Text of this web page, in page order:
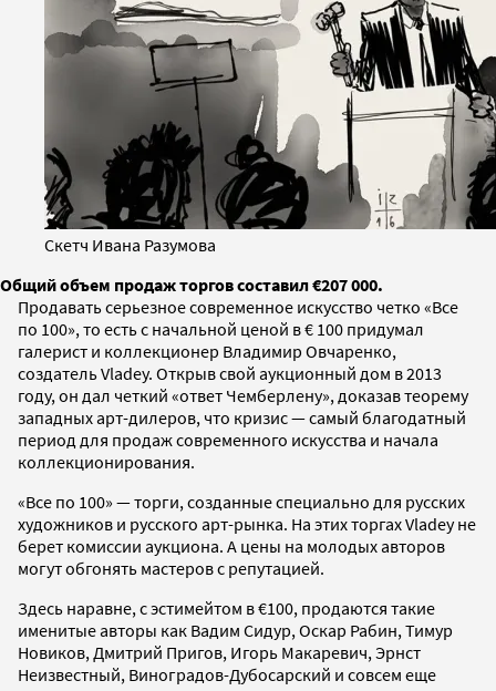
Скетч Ивана Разумова
Общий объем продаж торгов составил €207 000.
Продавать серьезное современное искусство четко «Все
по 100», то есть с начальной ценой в € 100 придумал
галерист и коллекционер Владимир Овчаренко,
создатель Vladey. Открыв свой аукционный дом в 2013
году, он дал четкий «ответ Чемберлену», доказав теорему
западных арт-дилеров, что кризис — самый благодатный
период для продаж современного искусства и начала
коллекционирования.
«Все по 100» — торги, созданные специально для русских
художников и русского арт-рынка. На этих торгах Vladey не
берет комиссии аукциона. А цены на молодых авторов
могут обгонять мастеров с репутацией.
Здесь наравне, с эстимейтом в €100, продаются такие
именитые авторы как Вадим Сидур, Оскар Рабин, Тимур
Новиков, Дмитрий Пригов, Игорь Макаревич, Эрнст
Неизвестный, Виноградов-Дубосарский и совсем еще